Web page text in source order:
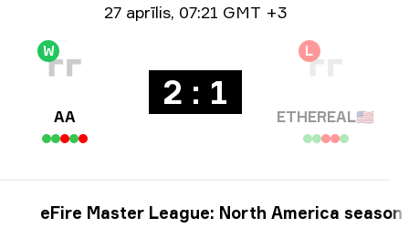
Informācija par datumu
27 aprīlis, 07:21 GMT +3
W
AA
2 : 1
L
ETHEREAL🇺🇸
eFire Master League: North America season